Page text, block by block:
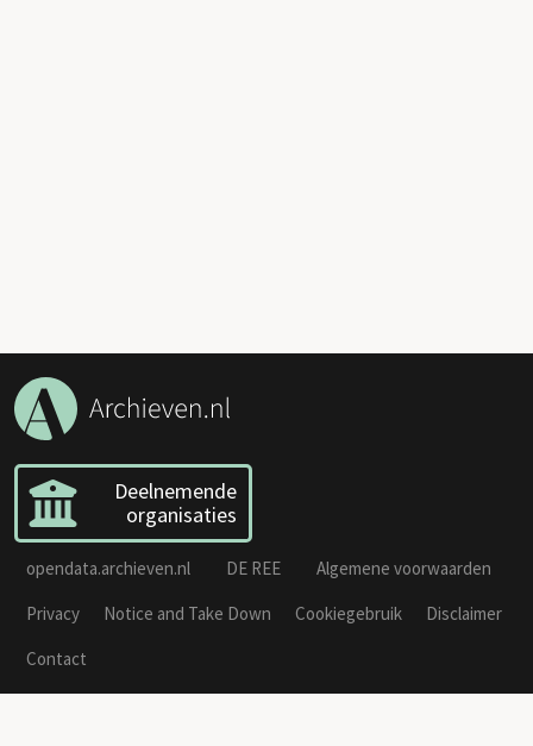
Deelnemende
organisaties
opendata.archieven.nl DE REE
Algemene voorwaarden
Privacy
Notice and Take Down Cookiegebruik
Disclaimer
Contact